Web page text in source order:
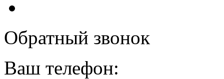
Обратный звонок
Ваш телефон: